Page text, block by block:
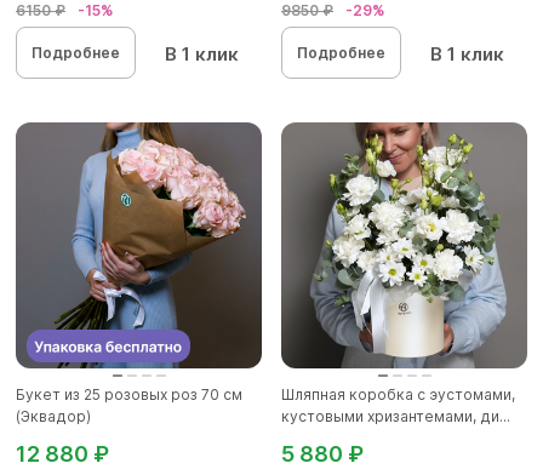
6150 ₽ -15%
Подробнее В 1 клик
9850 ₽ -29%
Подробнее В 1 клик
Букет из 25 розовых роз 70 см
(Эквадор)
12 880 ₽
Шляпная коробка с эустомами,
кустовыми хризантемами, ди...
5 880 ₽